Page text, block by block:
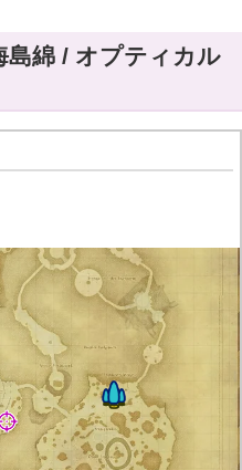
島綿 / オプティカル